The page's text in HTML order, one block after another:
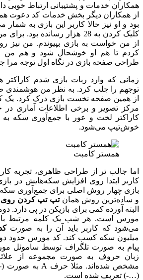
همکاران خدمات و پشتیبانی ارتباط خوبی
از همکاران دیگر بخش خدمات کد دعوت
بود و او نیز حالا کاربر این بازی به
کلیک کردن به 28 هزار رسانده
از من خواست به بازی بپیوندم. من نیز
کردم تا هم او خوشحال شود و هم من
طراحی صفحه بازی در نگاه اول توجه مرا
زمانی که وارد ربات بازی شدم
توجهم را جلب کرد. به نظر من هوشمندی
از همین صفحه نخست بازی درک کرد. یک
مرکز تصویر و برخی اطلاعات آماری در
کاراکتر لخت و عور با جمع‌آوری سکه
خوش‌تیپ می‌شود.
همستر کامبت
اما جالب تر از طراحی ظاهری، تجربه
کاربر ابتدا روی افزایش سکه‌هایش در
بازی چهار روش اصلی برای جمع‌آوری سکه
و ساده‌ترین روش همانتپ تپ کردن
البته آورده کمی برای بازیکن در پی دارد.
مورس است. هر شب یک کلمه مرتبط با
می‌شود که کاربر باید آن را به صورت
میلیون سکه کسب کند. کد مورس حدود
پیام به صورت تلگراف توسط ساموئل
زبان حروف به صورت مجموعه از
(…-) تعریف شده است.